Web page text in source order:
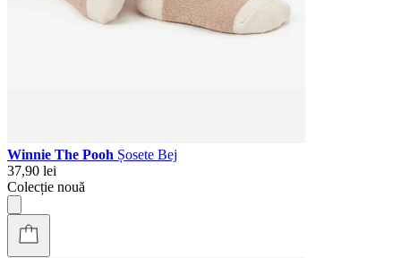
Winnie The Pooh Șosete Bej
37,90 lei
Colecție nouă